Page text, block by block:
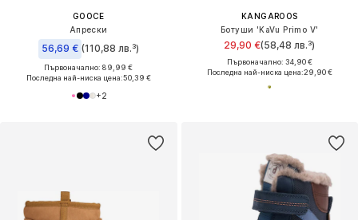
GOOCE
Апрески
56,69 € (110,88 лв.³)
Първоначално: 89,99 €
Последна най-ниска цена:50,39 €
+2
KANGAROOS
Ботуши 'KaVu Primo V'
29,90 €(58,48 лв.³)
Първоначално: 34,90 €
Последна най-ниска цена:29,90 €